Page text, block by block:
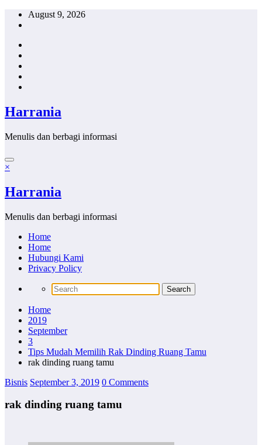
Skip
August 9, 2026
Harrania
Menulis dan berbagi informasi
×
Harrania
Menulis dan berbagi informasi
Home
Home
Hubungi Kami
Privacy Policy
Home
2019
September
3
Tips Mudah Memilih Rak Dinding Ruang Tamu
rak dinding ruang tamu
Bisnis September 3, 2019 0 Comments
rak dinding ruang tamu